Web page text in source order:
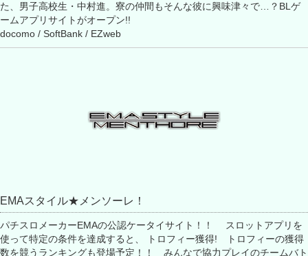
た、男子高校生・中村進。寮の仲間もそんな彼に興味津々で…？BLゲ
ームアプリサイトがオープン!!
docomo / SoftBank / EZweb
EMAスタイル★メンソーレ！
パチスロメーカーEMAの公認ケータイサイト！！ スロットアプリを
使って特定の条件を達成すると、 トロフィー獲得! トロフィーの獲得
数を競うランキングも登場予定！！ みんなで協力プレイのチームバト